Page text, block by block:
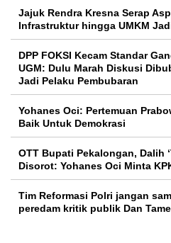
Jajuk Rendra Kresna Serap
Infrastruktur hingga UMKM
DPP FOKSI Kecam Standar
UGM: Dulu Marah Diskusi
Jadi Pelaku Pembubaran
Yohanes Oci: Pertemuan
Baik Untuk Demokrasi
OTT Bupati Pekalongan, Dalih
Disorot: Yohanes Oci Minta
Tim Reformasi Polri jangan
peredam kritik publik Dan